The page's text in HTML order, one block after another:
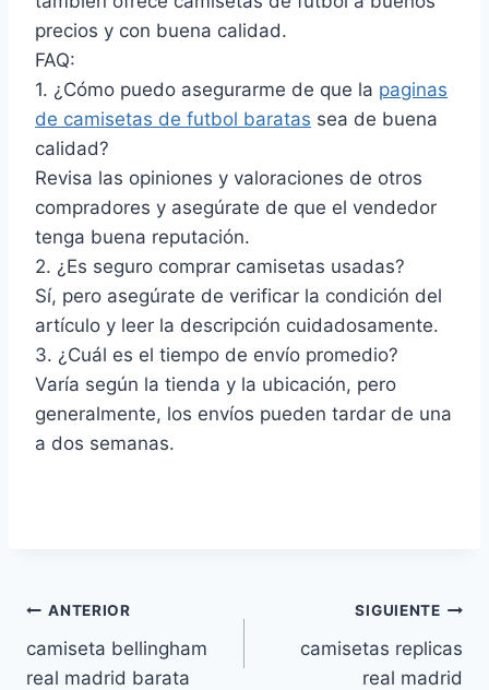
precios y con buena calidad.
FAQ:
1. ¿Cómo puedo asegurarme de que la paginas
de camisetas de futbol baratas sea de buena
calidad?
Revisa las opiniones y valoraciones de otros
compradores y asegúrate de que el vendedor
tenga buena reputación.
2. ¿Es seguro comprar camisetas usadas?
Sí, pero asegúrate de verificar la condición del
artículo y leer la descripción cuidadosamente.
3. ¿Cuál es el tiempo de envío promedio?
Varía según la tienda y la ubicación, pero
generalmente, los envíos pueden tardar de una
a dos semanas.
Navegación
de
ANTERIOR
camiseta bellingham
real madrid barata
SIGUIENTE
camisetas replicas
real madrid